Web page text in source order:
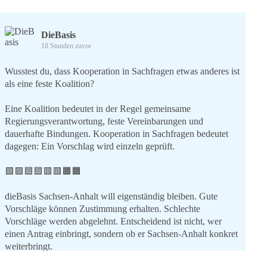
DieBasis
18 Stunden zuvor
Wusstest du, dass Kooperation in Sachfragen etwas anderes ist
als eine feste Koalition?
Eine Koalition bedeutet in der Regel gemeinsame
Regierungsverantwortung, feste Vereinbarungen und
dauerhafte Bindungen. Kooperation in Sachfragen bedeutet
dagegen: Ein Vorschlag wird einzeln geprüft.
🟩🟩🟦🟦🟥🟥🟧🟧
dieBasis Sachsen-Anhalt will eigenständig bleiben. Gute
Vorschläge können Zustimmung erhalten. Schlechte
Vorschläge werden abgelehnt. Entscheidend ist nicht, wer
einen Antrag einbringt, sondern ob er Sachsen-Anhalt konkret
weiterbringt.